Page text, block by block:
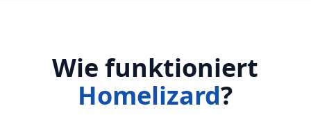
Wie funktioniert
Homelizard?